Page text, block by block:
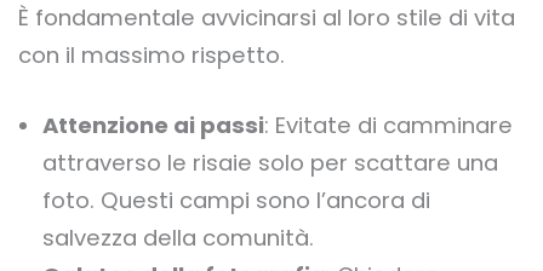
È fondamentale avvicinarsi al loro stile di vita
con il massimo rispetto.
Attenzione ai passi: Evitate di camminare
attraverso le risaie solo per scattare una
foto. Questi campi sono l’ancora di
salvezza della comunità.